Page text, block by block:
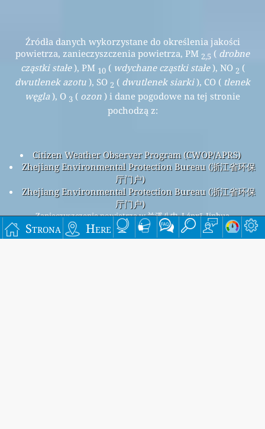
Strona Here
Źródła danych wykorzystane do określenia jakości
powietrza, zanieczyszczenia powietrza, PM 2,5 ( drobne
cząstki stałe), PM 10( wdychane cząstki stałe), NO 2 (
dwutlenek azotu ), SO 2 ( dwutlenek siarki), CO ( tlenek
węgla), O 3 ( ozon ) i dane pogodowe na tej stronie
pochodzą z:
Citizen Weather Observer Program (CWOP/APRS)
Zhejiang Environmental Protection Bureau (浙江省环保
厅门户)
Zhejiang Environmental Protection Bureau (浙江省环保
厅门户)
Zanieczyszczenie powietrza w 兰溪八中, Lánxī, Jinhua
Beijing overall air quality index is 53
Beijing PM2.5(fine particulate matter) AQI is 53 - Beijing PM10